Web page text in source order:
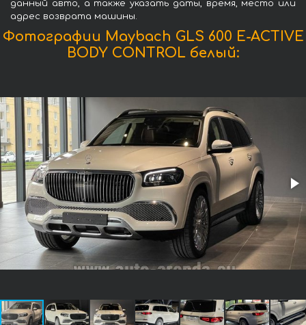
данный авто, а также указать даты, время, место или
адрес возврата машины.
Фотографии Maybach GLS 600 E-ACTIVE
BODY CONTROL белый: